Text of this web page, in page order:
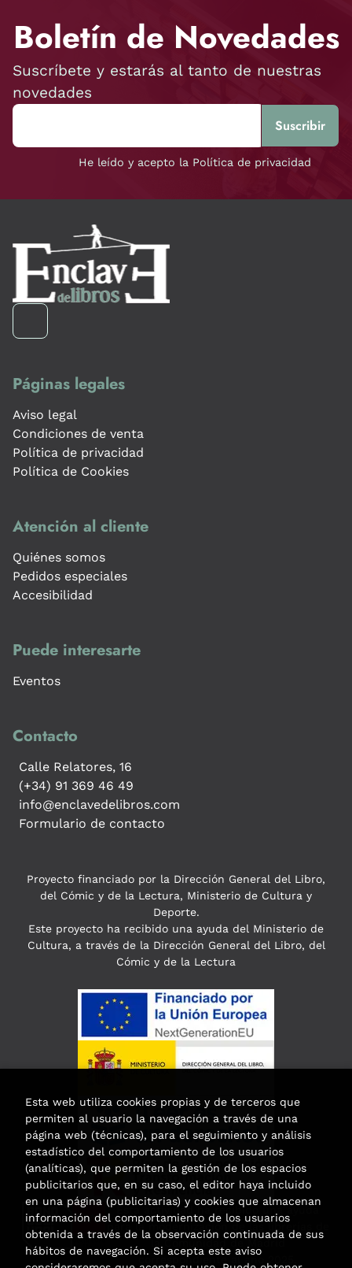
Boletín de Novedades
Suscríbete y estarás al tanto de nuestras
novedades
He leído y acepto la Política de privacidad
Páginas legales
Aviso legal
Condiciones de venta
Política de privacidad
Política de Cookies
Atención al cliente
Quiénes somos
Pedidos especiales
Accesibilidad
Puede interesarte
Eventos
Contacto
Calle Relatores, 16
(+34) 91 369 46 49
info@enclavedelibros.com
Formulario de contacto
Proyecto financiado por la Dirección General del Libro,
del Cómic y de la Lectura, Ministerio de Cultura y
Deporte.
Este proyecto ha recibido una ayuda del Ministerio de
Cultura, a través de la Dirección General del Libro, del
Cómic y de la Lectura
Esta actividad ha recibido una ayuda
para la modernización de las librerías de
la Comunidad de Madrid
correspondiente al año 2025.
Esta web utiliza cookies propias y de terceros que
permiten al usuario la navegación a través de una
página web (técnicas), para el seguimiento y análisis
estadístico del comportamiento de los usuarios
(analíticas), que permiten la gestión de los espacios
publicitarios que, en su caso, el editor haya incluido
en una página (publicitarias) y cookies que almacenan
información del comportamiento de los usuarios
obtenida a través de la observación continuada de sus
hábitos de navegación. Si acepta este aviso